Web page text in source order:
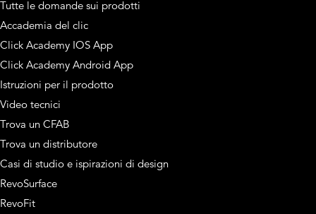
Tutte le domande sui prodotti
Accademia del clic
Click Academy IOS App
Click Academy Android App
Istruzioni per il prodotto
Video tecnici
Trova un CFAB
Trova un distributore
Casi di studio e ispirazioni di design
RevoSurface
RevoFit